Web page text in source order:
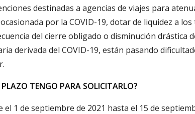
destinadas a agencias de viajes para
por la COVID-19, dotar de liquidez a
del cierre obligado o disminución drástica
derivada del COVID-19, están pasando
PLAZO TENGO PARA SOLICITARLO?
el 1 de septiembre de 2021 hasta el 15 de